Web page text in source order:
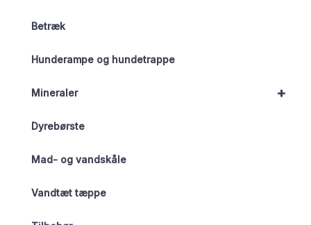
Betræk
Hunderampe og hundetrappe
+
Mineraler
Dyrebørste
Mad- og vandskåle
Vandtæt tæppe